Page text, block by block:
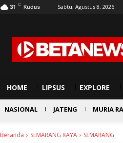
31 C Kudus Sabtu, Agustus 8, 2026
HOME LIPSUS EXPLORE
NASIONAL JATENG MURIA
Beranda SEMARANG RAYA SEMARANG